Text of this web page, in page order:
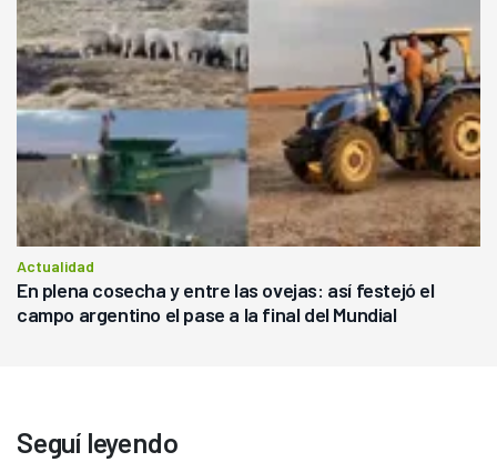
Actualidad
En plena cosecha y entre las ovejas: así festejó el
campo argentino el pase a la final del Mundial
Seguí leyendo